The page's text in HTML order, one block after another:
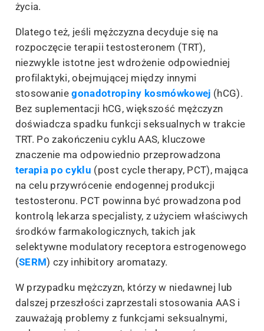
życia.
Dlatego też, jeśli mężczyzna decyduje się na
rozpoczęcie terapii testosteronem (TRT),
niezwykle istotne jest wdrożenie odpowiedniej
profilaktyki, obejmującej między innymi
stosowaniegonadotropiny kosmówkowej (hCG).
Bez suplementacji hCG, większość mężczyzn
doświadcza spadku funkcji seksualnych w trakcie
TRT. Po zakończeniu cyklu AAS, kluczowe
znaczenie ma odpowiednio przeprowadzona
terapia po cyklu (post cycle therapy, PCT), mająca
na celu przywrócenie endogennej produkcji
testosteronu. PCT powinna być prowadzona pod
kontrolą lekarza specjalisty, z użyciem właściwych
środków farmakologicznych, takich jak
selektywne modulatory receptora estrogenowego
(SERM) czy inhibitory aromatazy.
W przypadku mężczyzn, którzy w niedawnej lub
dalszej przeszłości zaprzestali stosowania AAS i
zauważają problemy z funkcjami seksualnymi,